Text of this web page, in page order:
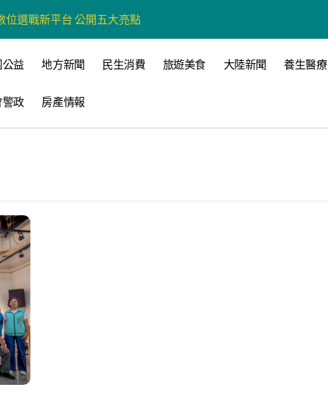
位選戰新平台 公開五大亮點
批 柯志恩：國民黨版才是「國防+產業」務實版
政策 打造城鄉共好高雄
被時光偏愛的巴適小城
合作 並感謝世豐螺絲捐助獎學金
理安全感調查報告」 若遇壓力僅12%青少年會向家人傾訴
空品淨化區小型基地組第一名
福州體驗水上運動
益 地方新聞 民生消費 旅遊美食 大陸新聞 養生醫療
警政 房產情報